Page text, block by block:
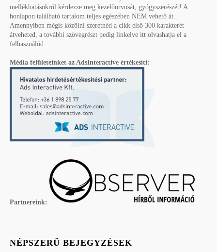
mellékhatásokról kérdezze meg kezelőorvosát, gyógyszerészét! A
honlapon található tartalom teljes egészében NEM vehető át.
Amennyiben mégis közölni szeretnéd a cikk első 300 karakterét
átveheted, a további szövegrészt pedig linkelve itt olvashatja el a
felhasználód.
Média felületeinket az AdsInteractive értékesíti:
Partnereink:
NÉPSZERŰ BEJEGYZÉSEK